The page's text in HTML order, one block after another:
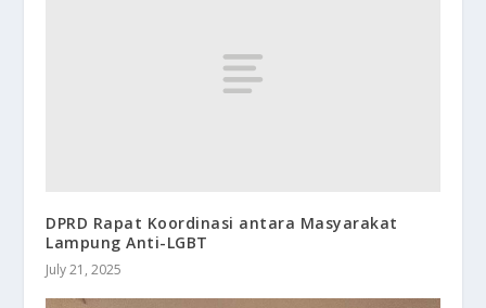
DPRD Rapat Koordinasi antara Masyarakat
Lampung Anti-LGBT
July 21, 2025